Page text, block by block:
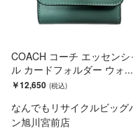
COACH コーチ エッセンシ
ル カードフォルダー ウォ...
￥12,650
なんでもリサイクルビッグ
ン旭川宮前店